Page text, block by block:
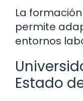
La
permite
entornos
Estado